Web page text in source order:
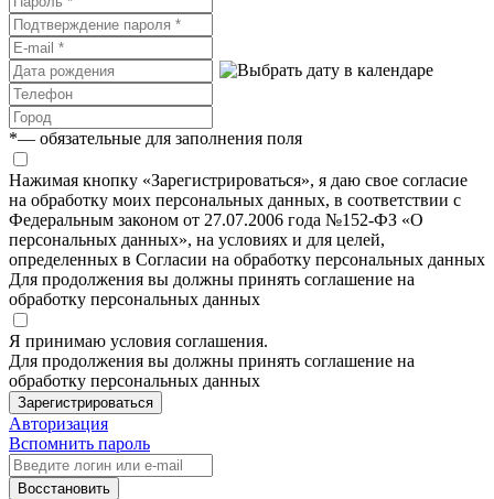
*— обязательные для заполнения поля
Нажимая кнопку «Зарегистрироваться», я даю свое согласие
на обработку моих персональных данных, в соответствии с
Федеральным законом от 27.07.2006 года №152-ФЗ «О
персональных данных», на условиях и для целей,
определенных в Согласии на обработку персональных данных
Для продолжения вы должны принять соглашение на
обработку персональных данных
Я принимаю условия соглашения.
Для продолжения вы должны принять соглашение на
обработку персональных данных
Зарегистрироваться
Авторизация
Вспомнить пароль
Восстановить